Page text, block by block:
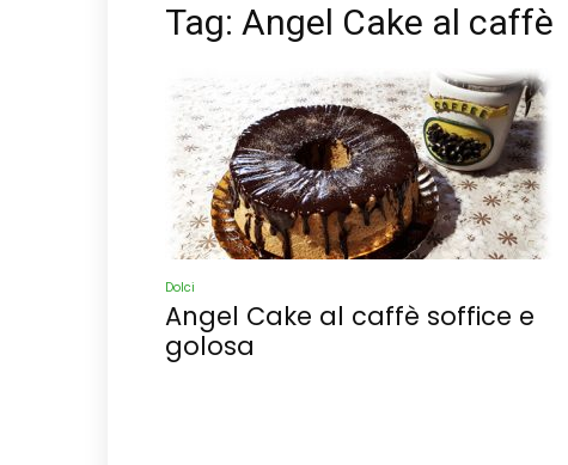
Tag: Angel Cake al caffè
Dolci
Angel Cake al caffè soffice e
golosa